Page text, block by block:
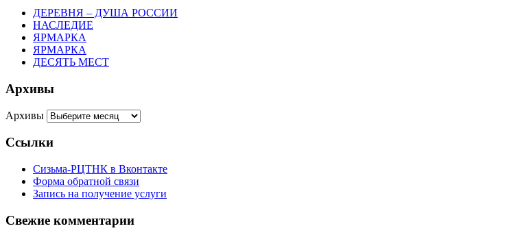
ДЕРЕВНЯ – ДУША РОССИИ
НАСЛЕДИЕ
ЯРМАРКА
ЯРМАРКА
ДЕСЯТЬ МЕСТ
Архивы
Архивы
Ссылки
Сизьма-РЦТНК в Вконтакте
Форма обратной связи
Запись на получение услуги
Свежие комментарии